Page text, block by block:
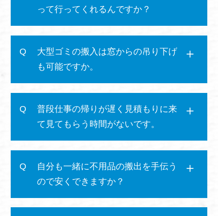
って行ってくれるんですか？
大型ゴミの搬入は窓からの吊り下げ
も可能ですか。
普段仕事の帰りが遅く見積もりに来
て見てもらう時間がないです。
自分も一緒に不用品の搬出を手伝う
ので安くできますか？